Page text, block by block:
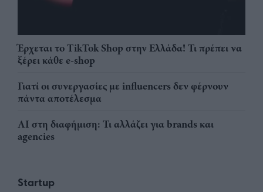
Έρχεται το TikTok Shop στην Ελλάδα! Τι πρέπει να
ξέρει κάθε e-shop
Γιατί οι συνεργασίες με influencers δεν φέρνουν
πάντα αποτέλεσμα
AI στη διαφήμιση: Τι αλλάζει για brands και
agencies
Startup